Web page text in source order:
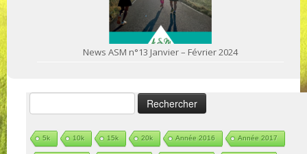
News ASM n°13 Janvier – Février 2024
Rechercher :
5k 10k 15k 20k Année 2016 Année 2017